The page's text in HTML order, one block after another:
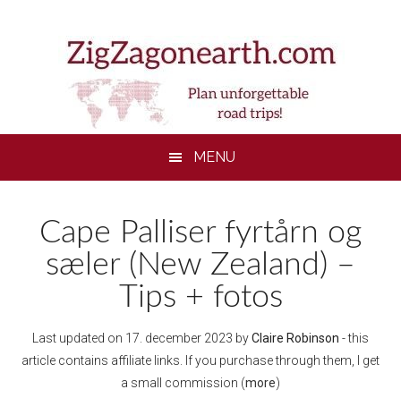
MENU
Cape Palliser fyrtårn og
sæler (New Zealand) –
Tips + fotos
Last updated on 17. december 2023 byClaire Robinson - this
article contains affiliate links. If you purchase through them, I get
a small commission (more)